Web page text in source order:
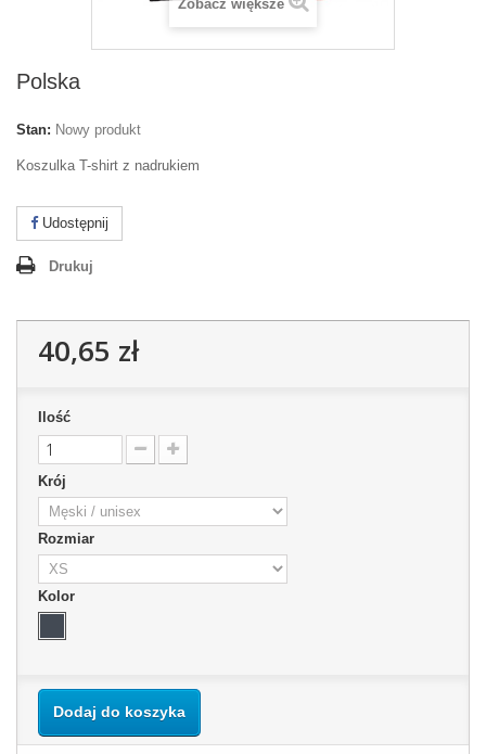
Zobacz większe
Polska
Stan: Nowy produkt
Koszulka T-shirt z nadrukiem
Udostępnij
Drukuj
40,65 zł
Ilość
Krój
Rozmiar
Kolor
Dodaj do koszyka